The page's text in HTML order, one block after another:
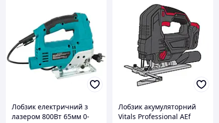
Лобзик електричний з
лазером 800Вт 65мм 0-
Лобзик акумуляторний
Vitals Professional AEf